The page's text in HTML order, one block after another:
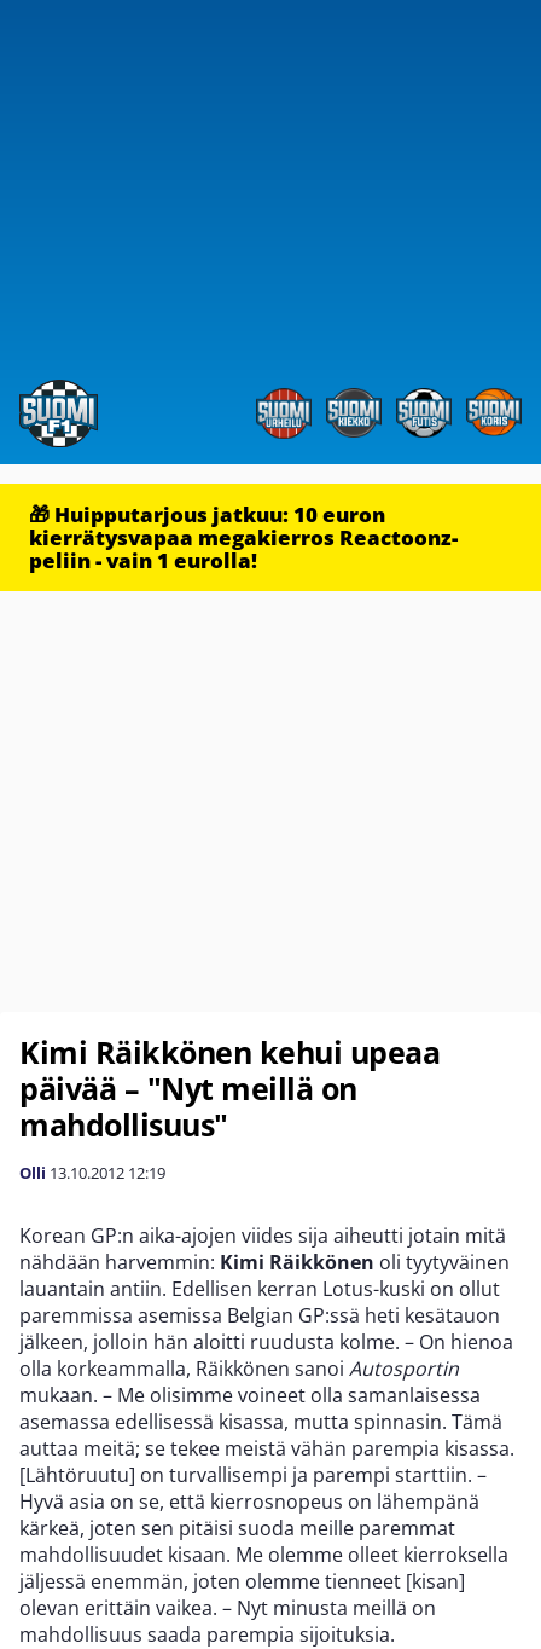
🎁 Huipputarjous jatkuu: 10 euron
kierrätysvapaa megakierros Reactoonz-
peliin - vain 1 eurolla!
Kimi Räikkönen kehui upeaa
päivää – "Nyt meillä on
mahdollisuus"
Olli 13.10.2012 12:19
Korean GP:n aika-ajojen viides sija aiheutti jotain mitä
nähdään harvemmin: Kimi Räikkönen oli tyytyväinen
lauantain antiin. Edellisen kerran Lotus-kuski on ollut
paremmissa asemissa Belgian GP:ssä heti kesätauon
jälkeen, jolloin hän aloitti ruudusta kolme. – On hienoa
olla korkeammalla, Räikkönen sanoi Autosportin
mukaan. – Me olisimme voineet olla samanlaisessa
asemassa edellisessä kisassa, mutta spinnasin. Tämä
auttaa meitä; se tekee meistä vähän parempia kisassa.
[Lähtöruutu] on turvallisempi ja parempi starttiin. –
Hyvä asia on se, että kierrosnopeus on lähempänä
kärkeä, joten sen pitäisi suoda meille paremmat
mahdollisuudet kisaan. Me olemme olleet kierroksella
jäljessä enemmän, joten olemme tienneet [kisan]
olevan erittäin vaikea. – Nyt minusta meillä on
mahdollisuus saada parempia sijoituksia.